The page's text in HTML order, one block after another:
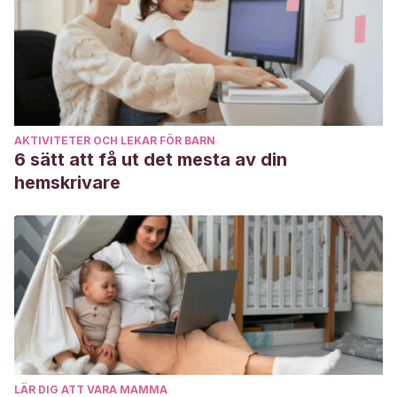
American Academy of Pediatrics. (2021, 8 de septiembre).
Healthy fish choices for
kids.https://www.healthychildren.org/English/safety-
prevention/all-around/Pages/Protecting-Your-Children-
From-Contaminated-Fish.aspx
American Academy of Pediatrics. (2022. 16 de agosto).
stages/baby/feeding-nutrition/Paginas/starting-solid-
foods.aspx
Asociación Española de Pediatría. (2020, 20 de enero).
Nuevas recomendaciones de consumo de pescado de la
Agencia Española de Seguridad Alimentaria y Nutrición
https://www.aeped.es/comite-nutricion-y-lactancia-
materna/nutricion-infantil/noticias/nuevas-
AKTIVITETER OCH LEKAR FÖR BARN
6 sätt att få ut det mesta av din
hemskrivare
LÄR DIG ATT VARA MAMMA